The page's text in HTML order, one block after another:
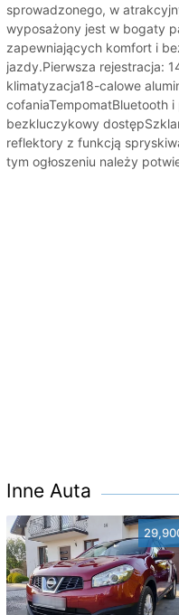
sprowadzonego, w
wyposażony jest w bogaty
zapewniających komfort i
jazdy.Pierwsza rejestracja:
klimatyzacja18-calowe
cofaniaTempomatBluetooth i
bezkluczykowy
reflektory z funkcją
tym ogłoszeniu należy
Inne Auta